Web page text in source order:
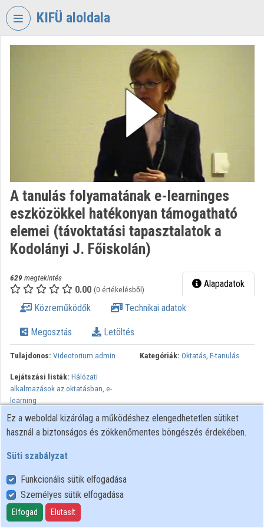
Fejléc kihagyása
KIFÜ aloldala
Intézményi felfedezés
Kategóriák
Intézményi listák
Intézmények
Közreműködők
A tanulás folyamatának e-learninges
eszközökkel hatékonyan támogatható
elemei (távoktatási tapasztalatok a
Kodolányi J. Főiskolán)
629megtekintés
0.00 (0 értékelésből) Alapadatok
Közreműködők Technikai adatok
Megosztás Letöltés
Tulajdonos: Videotorium admin Kategóriák: Oktatás, E-tanulás
Lejátszási listák: Hálózati
alkalmazások az oktatásban, e-
learning
Minden jog fenntartva, NIIF Intézet. A hálózaton való
újrapublikálás és kereskedelmi forgalomba hozatal szigorúan
tilos! Egyéb célú felhasználás a jogtulajdonos(ok) engedélyéhez
Felhasználói szabályzat
Adatkezelési tájékoztató
Süti szabályzat
Ez a weboldal kizárólag a működéshez elengedhetetlen sütiket
használ a biztonságos és zökkenőmentes böngészés érdekében.
Süti szabályzat
Funkcionális sütik elfogadása
Személyes sütik elfogadása
Elfogad Elutasít